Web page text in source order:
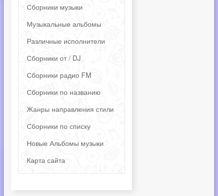
Сборники музыки
Музыкальные альбомы
Различные исполнители
Сборники от / DJ
Сборники радио FM
Сборники по названию
Жанры направления стили
Сборники по списку
Новые Альбомы музыки
Карта сайта